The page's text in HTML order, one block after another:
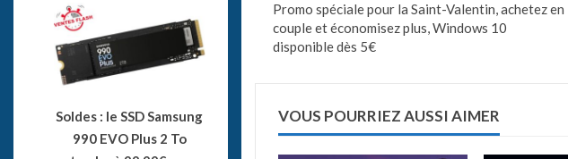
Promo spéciale pour la Saint-Valentin, achetez en
couple et économisez plus, Windows 10
disponible dès 5€
VOUS POURRIEZ AUSSI AIMER
Soldes : le SSD Samsung
990 EVO Plus 2 To